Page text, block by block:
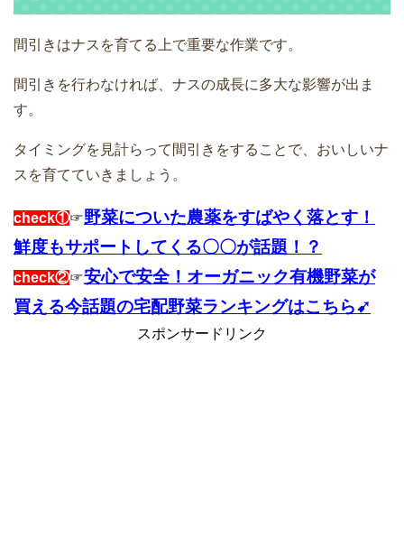
間引きはナスを育てる上で重要な作業です。
間引きを行わなければ、ナスの成長に多大な影響が出ま
す。
タイミングを見計らって間引きをすることで、おいしいナ
スを育てていきましょう。
check①☞野菜についた農薬をすばやく落とす！
鮮度もサポートしてくる〇〇が話題！？
check②☞安心で安全！オーガニック有機野菜が
買える今話題の宅配野菜ランキングはこちら➹
スポンサードリンク